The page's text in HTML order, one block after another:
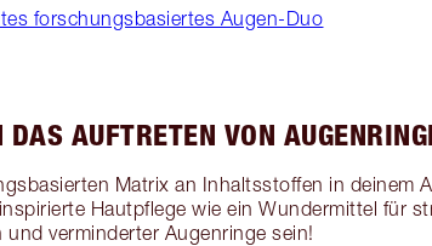
forschungsbasiertes Augen-Duo
AUFTRETEN VON
Matrix an Inhaltsstoffen in deinem
Hautpflege wie ein Wundermittel für
und verminderter Augenringe sein!